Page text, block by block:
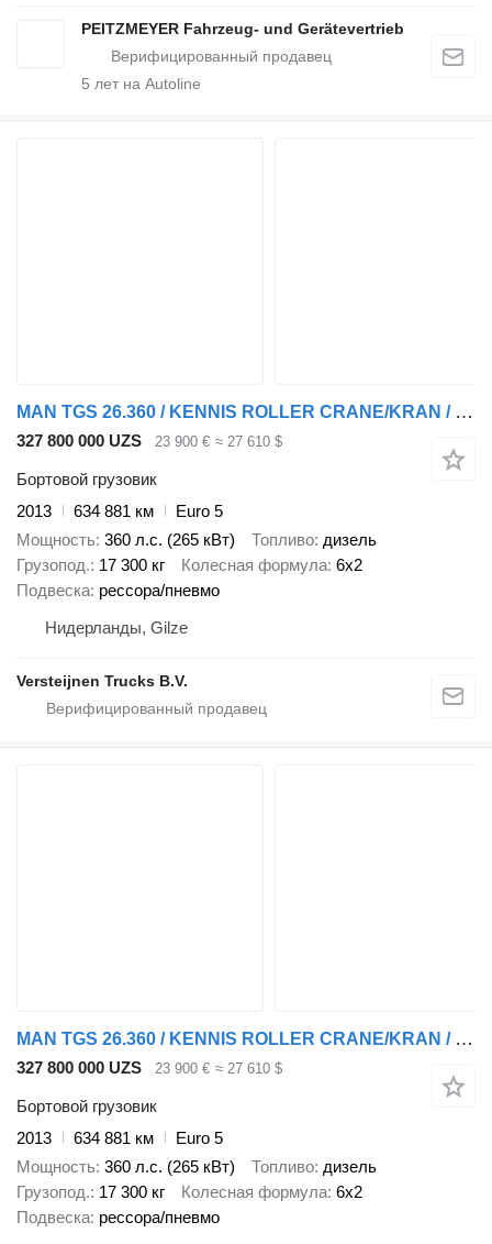
PEITZMEYER Fahrzeug- und Gerätevertrieb
5 лет на Autoline
MAN TGS 26.360 / KENNIS ROLLER CRANE/KRAN / 6X2-4 BL
327 800 000 UZS 23 900 € ≈ 27 610 $
Бортовой грузовик
2013
634 881 км
Euro 5
Мощность 360 л.с. (265 кВт) Топливо дизель
Грузопод. 17 300 кг Колесная формула 6x2
Подвеска рессора/пневмо
Нидерланды, Gilze
Versteijnen Trucks B.V.
MAN TGS 26.360 / KENNIS ROLLER CRANE/KRAN / 6X2-4 BL
327 800 000 UZS 23 900 € ≈ 27 610 $
Бортовой грузовик
2013
634 881 км
Euro 5
Мощность 360 л.с. (265 кВт) Топливо дизель
Грузопод. 17 300 кг Колесная формула 6x2
Подвеска рессора/пневмо